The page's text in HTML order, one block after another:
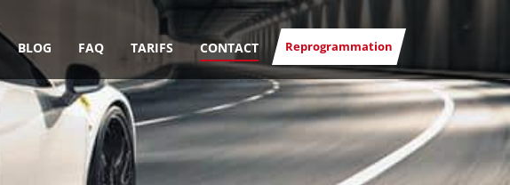
BLOG FAQ TARIFS CONTACT Reprogrammation